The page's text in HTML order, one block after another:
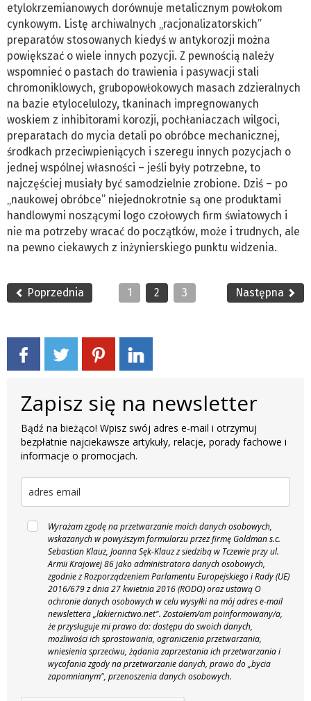
etylokrzemianowych dorównuje metalicznym powłokom
cynkowym. Listę archiwalnych „racjonalizatorskich”
preparatów stosowanych kiedyś w antykorozji można
powiększać o wiele innych pozycji. Z pewnością należy
wspomnieć o pastach do trawienia i pasywacji stali
chromoniklowych, grubopowłokowych masach zdzieralnych
na bazie etylocelulozy, tkaninach impregnowanych
woskiem z inhibitorami korozji, pochłaniaczach wilgoci,
preparatach do mycia detali po obróbce mechanicznej,
środkach przeciwpieniących i szeregu innych pozycjach o
jednej wspólnej własności – jeśli były potrzebne, to
najczęściej musiały być samodzielnie zrobione. Dziś – po
„naukowej obróbce” niejednokrotnie są one produktami
handlowymi noszącymi logo czołowych firm światowych i
nie ma potrzeby wracać do początków, może i trudnych, ale
na pewno ciekawych z inżynierskiego punktu widzenia.
Poprzednia 1 2 3 Następna
Zapisz się na newsletter
Bądź na bieżąco! Wpisz swój adres e-mail i otrzymuj
bezpłatnie najciekawsze artykuły, relacje, porady fachowe i
informacje o promocjach.
Wyrażam zgodę na przetwarzanie moich danych osobowych,
wskazanych w powyższym formularzu przez firmę Goldman s.c.
Sebastian Klauz, Joanna Sęk-Klauz z siedzibą w Tczewie przy ul.
Armii Krajowej 86 jako administratora danych osobowych,
zgodnie z Rozporządzeniem Parlamentu Europejskiego i Rady (UE)
2016/679 z dnia 27 kwietnia 2016 (RODO) oraz ustawą O
ochronie danych osobowych w celu wysyłki na mój adres e-mail
newslettera „lakiernictwo.net". Zostałem/am poinformowany/a,
że przysługuje mi prawo do: dostępu do swoich danych,
możliwości ich sprostowania, ograniczenia przetwarzania,
wniesienia sprzeciwu, żądania zaprzestania ich przetwarzania i
wycofania zgody na przetwarzanie danych, prawo do „bycia
zapomnianym", przenoszenia danych osobowych.